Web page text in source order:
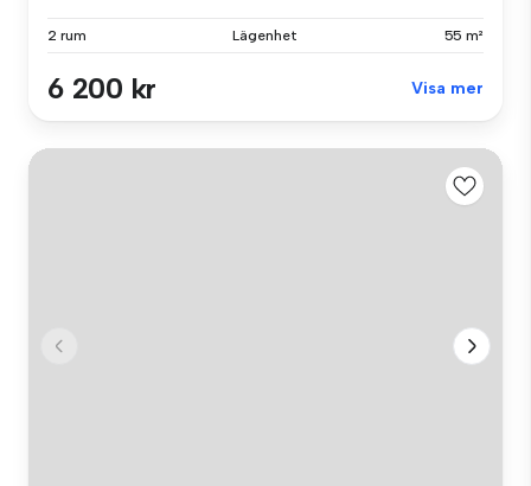
2 rum Lägenhet 55 m²
6 200 kr Visa mer